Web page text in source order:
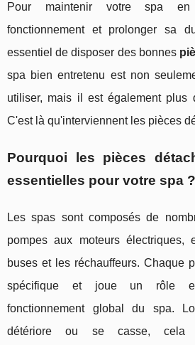
Pour maintenir votre spa
fonctionnement et prolonger sa
essentiel de disposer des bonnes
spa bien entretenu est non
utiliser, mais il est également plus
C'est là qu'interviennent les pièces
Pourquoi les pièces
essentielles pour votre spa ?
Les spas sont composés de
pompes aux moteurs électriques,
buses et les réchauffeurs. Chaque
spécifique et joue un rôle
fonctionnement global du spa.
détériore ou se casse, cela